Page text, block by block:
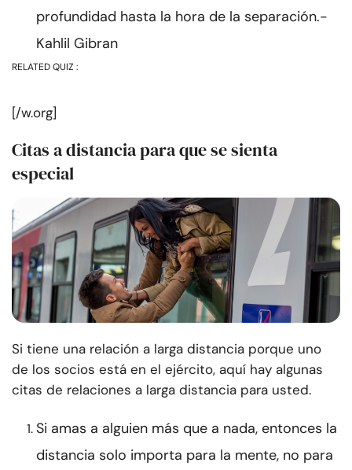
profundidad hasta la hora de la separación.-
Kahlil Gibran
RELATED QUIZ :
[/w.org]
Citas a distancia para que se sienta
especial
Si tiene una relación a larga distancia porque uno
de los socios está en el ejército, aquí hay algunas
citas de relaciones a larga distancia para usted.
Si amas a alguien más que a nada, entonces la
distancia solo importa para la mente, no para